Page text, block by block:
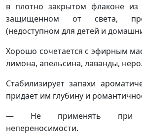
в плотно закрытом флаконе из
защищенном от света,
(недоступном для детей и
Хорошо сочетается с эфирным
лимона, апельсина, лаванды,
Стабилизирует запахи
придает им глубину и
— Не применять при
непереносимости.